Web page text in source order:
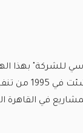
للشركة" بهذا
مما ينعكس على
في القاهرة